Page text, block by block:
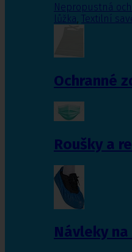
Nepropustná
lůžka, Textilní
Ochranné
Roušky a
Návleky